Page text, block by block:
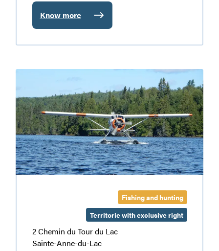
Know more
:
Pourvoirie
Coucou
Pourvoirie
du
Pro
Outfitters
Fishing and hunting
Territorie with exclusive right
2 Chemin du Tour du Lac
Sainte-Anne-du-Lac